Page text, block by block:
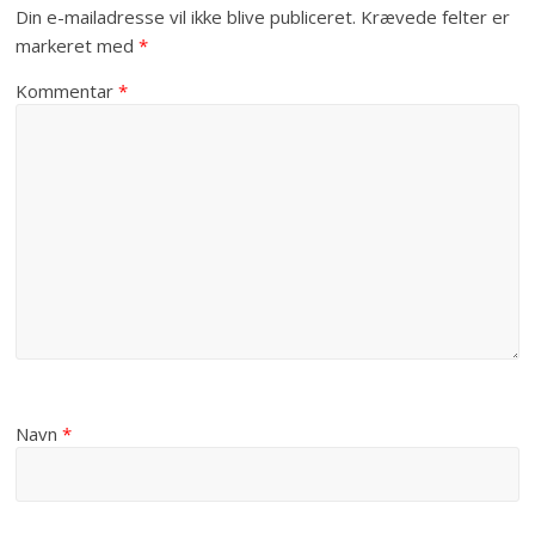
Din e-mailadresse vil ikke blive publiceret. Krævede felter er
markeret med*
Kommentar*
Navn*